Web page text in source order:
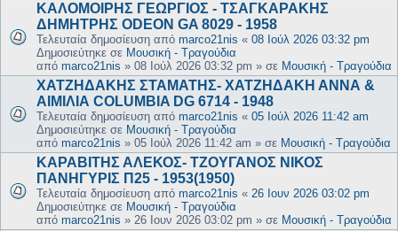
ΚΑΛΟΜΟΙΡΗΣ ΓΕΩΡΓΙΟΣ - ΤΣΑΓΚΑΡΑΚΗΣ
ΔΗΜΗΤΡΗΣ ODEON GA 8029 - 1958
Τελευταία δημοσίευση από marco21nis « 08 Ιούλ 2026 03:32 pm
Δημοσιεύτηκε σε Μουσική - Τραγούδια
από marco21nis » 08 Ιούλ 2026 03:32 pm » σε Μουσική - Τραγούδια
ΧΑΤΖΗΔΑΚΗΣ ΣΤΑΜΑΤΗΣ- ΧΑΤΖΗΔΑΚΗ ΑΝΝΑ &
ΑΙΜΙΛΙΑ COLUMBIA DG 6714 - 1948
Τελευταία δημοσίευση από marco21nis « 05 Ιούλ 2026 11:42 am
Δημοσιεύτηκε σε Μουσική - Τραγούδια
από marco21nis » 05 Ιούλ 2026 11:42 am » σε Μουσική - Τραγούδια
ΚΑΡΑΒΙΤΗΣ ΑΛΕΚΟΣ- ΤΖΟΥΓΑΝΟΣ ΝΙΚΟΣ
ΠΑΝΗΓΥΡΙΣ Π25 - 1953(1950)
Τελευταία δημοσίευση από marco21nis « 26 Ιουν 2026 03:02 pm
Δημοσιεύτηκε σε Μουσική - Τραγούδια
από marco21nis » 26 Ιουν 2026 03:02 pm » σε Μουσική - Τραγούδια